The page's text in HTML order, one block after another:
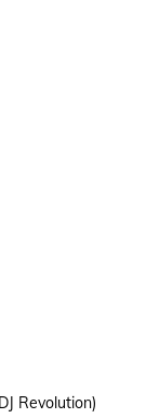
Revolution)